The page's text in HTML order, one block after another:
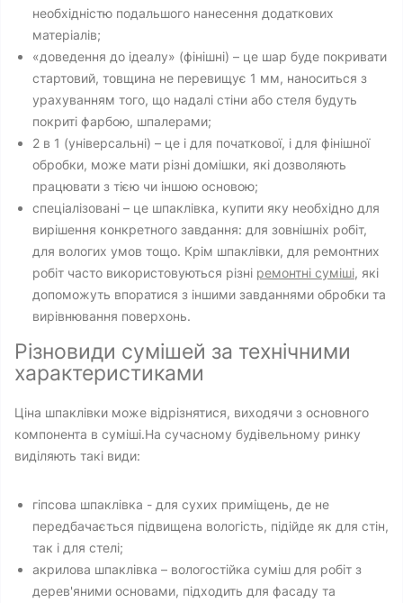
необхідністю подальшого нанесення додаткових
матеріалів;
«доведення до ідеалу» (фінішні) – це шар буде покривати
стартовий, товщина не перевищує 1 мм, наноситься з
урахуванням того, що надалі стіни або стеля будуть
покриті фарбою, шпалерами;
2 в 1 (універсальні) – це і для початкової, і для фінішної
обробки, може мати різні домішки, які дозволяють
працювати з тією чи іншою основою;
спеціалізовані – це шпаклівка, купити яку необхідно для
вирішення конкретного завдання: для зовнішніх робіт,
для вологих умов тощо. Крім шпаклівки, для ремонтних
робіт часто використовуються різні ремонтні суміші, які
допоможуть впоратися з іншими завданнями обробки та
вирівнювання поверхонь.
Різновиди сумішей за технічними
характеристиками
Ціна шпаклівки може відрізнятися, виходячи з основного
компонента в суміші.На сучасному будівельному ринку
виділяють такі види:
гіпсова шпаклівка - для сухих приміщень, де не
передбачається підвищена вологість, підійде як для стін,
так і для стелі;
акрилова шпаклівка – вологостійка суміш для робіт з
дерев'яними основами, підходить для фасаду та